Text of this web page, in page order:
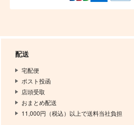
配送
宅配便
ポスト投函
店頭受取
おまとめ配送
11,000円（税込）以上で送料当社負担